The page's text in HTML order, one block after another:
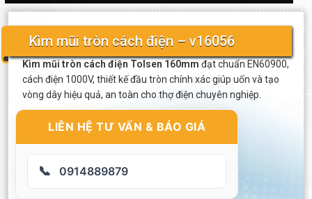
Kìm mũi tròn cách điện – v16056
Kìm mũi tròn cách điện Tolsen 160mm đạt chuẩn EN60900,
cách điện 1000V, thiết kế đầu tròn chính xác giúp uốn và tạo
vòng dây hiệu quả, an toàn cho thợ điện chuyên nghiệp.
LIÊN HỆ TƯ VẤN & BÁO GIÁ
📞 0914889879